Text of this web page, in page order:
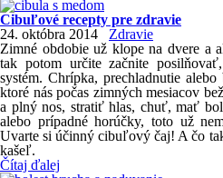
Cibuľové recepty pre zdravie
24. októbra 2014
Zdravie
Zimné obdobie už klope na dvere a
tak potom určite začnite
systém. Chrípka, prechladnutie
ktoré nás počas zimných mesiacov
a plný nos, stratiť hlas, chuť, mať
alebo prípadné horúčky, toto už
Uvarte si účinný cibuľový čaj! A čo
kašeľ.
Čítaj ďalej